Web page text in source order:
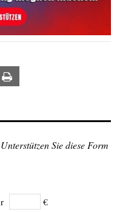
Sie diese Form
€